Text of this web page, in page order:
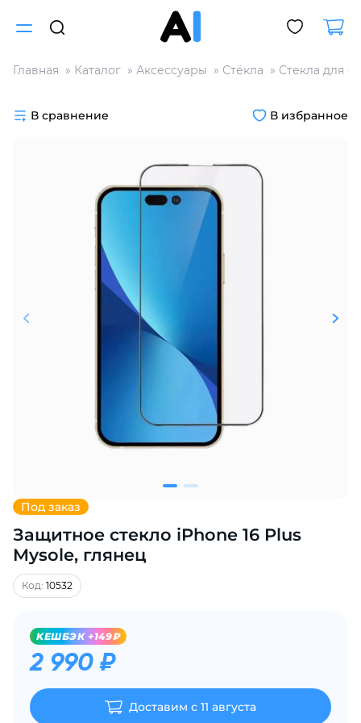
Главная Каталог Аксессуары Стёкла Стекла для
Под заказ
Защитное стекло iPhone 16 Plus
Mysole, глянец
Код: 10532
KЕШБЭК +149₽
2 990 ₽
Доставим с 11 августа
В сравнение В избранное
Разбейте
на части
без переплат
График платежей
25
% картой любого банка
Получайте товар
выбранный способом
списываться
по25%каждые 2 недели
Подробнее